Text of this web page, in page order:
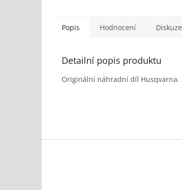
Popis Hodnocení Diskuze
Detailní popis produktu
Originální náhradní díl Husqvarna.